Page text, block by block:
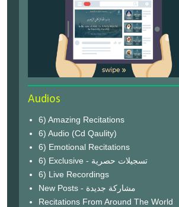
Audios
6) Amazing Recitations
6) Audio (Cd Qaulity)
6) Emotional Recitations
6) Exclusive - تسجيلات حصرية
6) Live Recordings
New Posts - مشاركة جديدة
Recitations From Around The World